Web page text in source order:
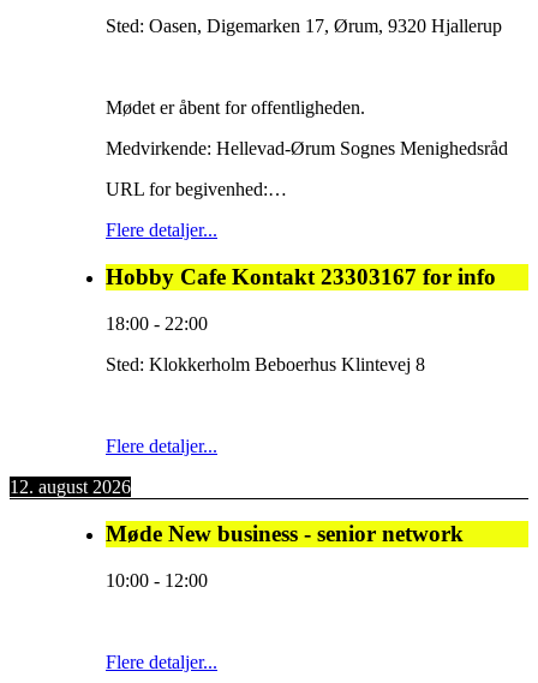
Sted: Oasen, Digemarken 17, Ørum, 9320 Hjallerup
Mødet er åbent for offentligheden.
Medvirkende: Hellevad-Ørum Sognes Menighedsråd
URL for begivenhed:…
Flere detaljer...
Hobby Cafe Kontakt 23303167 for info
18:00 - 22:00
Sted: Klokkerholm Beboerhus Klintevej 8
Flere detaljer...
12. august 2026
Møde New business - senior network
10:00 - 12:00
Flere detaljer...